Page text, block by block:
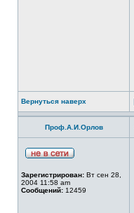
Вернуться наверх
Проф.А.И.Орлов
Зарегистрирован: Вт сен 28,
2004 11:58 am
Сообщений: 12459